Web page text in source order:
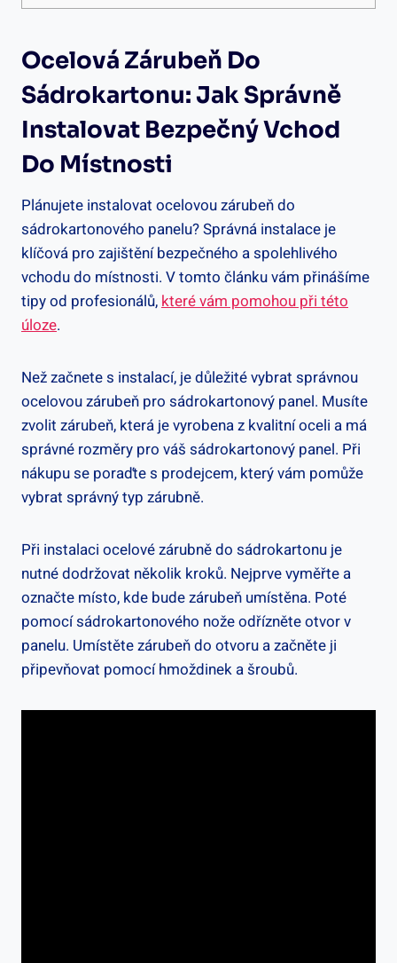
Ocelová Zárubeň Do
Sádrokartonu: Jak Správně
Instalovat Bezpečný Vchod
Do Místnosti
Plánujete instalovat ocelovou zárubeň do
sádrokartonového panelu? Správná instalace je
klíčová pro zajištění bezpečného a spolehlivého
vchodu do místnosti. V tomto článku vám přinášíme
tipy od profesionálů, které vám pomohou při této
úloze.
Než začnete s instalací, je důležité vybrat správnou
ocelovou zárubeň pro sádrokartonový panel. Musíte
zvolit zárubeň, která je vyrobena z kvalitní oceli a má
správné rozměry pro váš sádrokartonový panel. Při
nákupu se poraďte s prodejcem, který vám pomůže
vybrat správný typ zárubně.
Při instalaci ocelové zárubně do sádrokartonu je
nutné dodržovat několik kroků. Nejprve vyměřte a
označte místo, kde bude zárubeň umístěna. Poté
pomocí sádrokartonového nože odřízněte otvor v
panelu. Umístěte zárubeň do otvoru a začněte ji
připevňovat pomocí hmoždinek a šroubů.